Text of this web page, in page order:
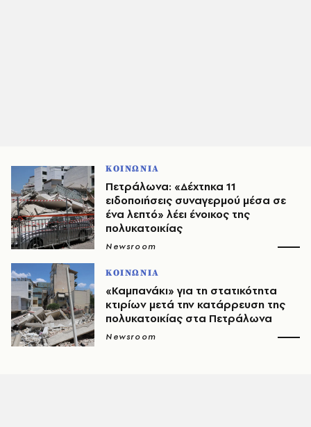
ΚΟΙΝΩΝΙΑ
Πετράλωνα: «Δέχτηκα 11
ειδοποιήσεις συναγερμού μέσα σε
ένα λεπτό» λέει ένοικος της
πολυκατοικίας
Newsroom
ΚΟΙΝΩΝΙΑ
«Καμπανάκι» για τη στατικότητα
κτιρίων μετά την κατάρρευση της
πολυκατοικίας στα Πετράλωνα
Newsroom